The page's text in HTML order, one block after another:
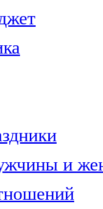
и